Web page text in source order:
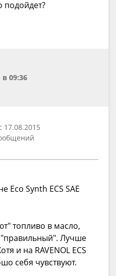
подойдет?
в 09:36
17.08.2015
Eco Synth ECS SAE
топливо в масло,
Лучше
и на RAVENOL ECS
себя чувствуют.